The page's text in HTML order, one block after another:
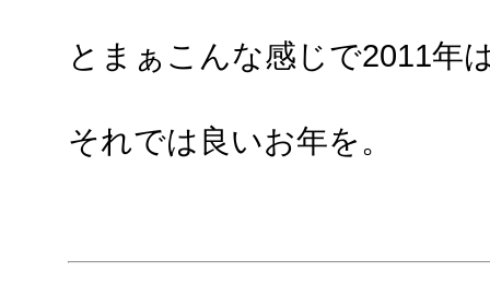
とまぁこんな感じで2011年
それでは良いお年を。